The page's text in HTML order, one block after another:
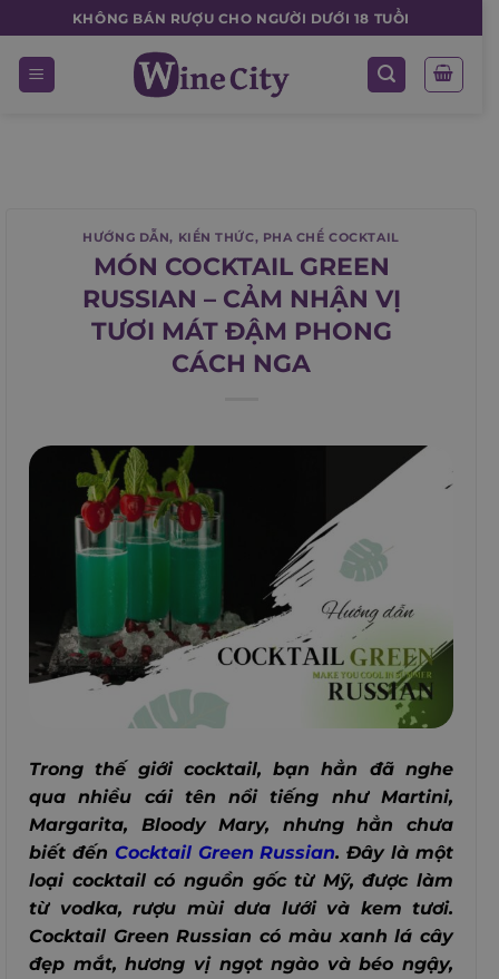
to
content
KHÔNG BÁN RƯỢU CHO NGƯỜI DƯỚI 18 TUỔI
HƯỚNG DẪN, KIẾN THỨC, PHA CHẾ COCKTAIL
MÓN COCKTAIL GREEN
RUSSIAN – CẢM NHẬN VỊ
TƯƠI MÁT ĐẬM PHONG
CÁCH NGA
Trong thế giới cocktail, bạn hẳn đã nghe
qua nhiều cái tên nổi tiếng như Martini,
Margarita, Bloody Mary, nhưng hẳn chưa
biết đến Cocktail Green Russian. Đây là một
loại cocktail có nguồn gốc từ Mỹ, được làm
từ vodka, rượu mùi dưa lưới và kem tươi.
Cocktail Green Russian có màu xanh lá cây
đẹp mắt, hương vị ngọt ngào và béo ngậy,